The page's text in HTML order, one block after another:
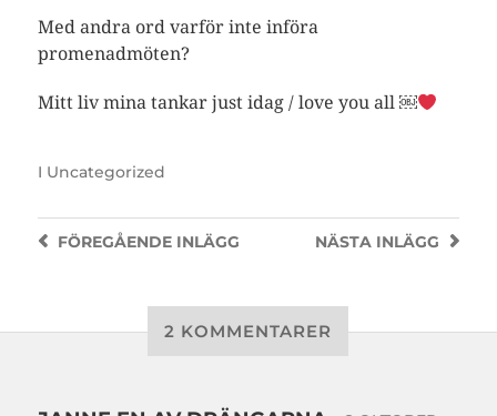
Med andra ord varför inte införa
promenadmöten?
Mitt liv mina tankar just idag / love you all ￼
I Uncategorized
NÄSTA INLÄGG
FÖREGÅENDEINLÄGG
2 KOMMENTARER